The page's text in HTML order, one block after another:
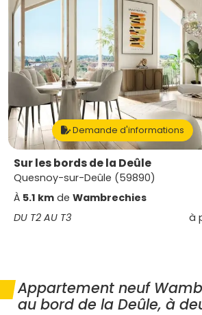
Demande d'informations
Sur les bords de la Deûle
Quesnoy-sur-Deûle (59890)
À 5.1 km de Wambrechies
DU T2 AU T3
à
Appartement neuf
au bord de la Deûle, à